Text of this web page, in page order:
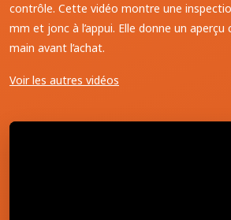
contrôle. Cette vidéo montre une
mm et jonc à l’appui. Elle donne un
main avant l’achat.
Voir les autres vidéos